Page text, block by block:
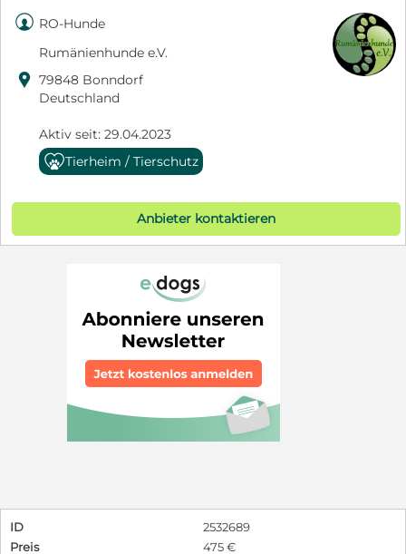
 RO-Hunde
Rumänienhunde e.V.
 79848 Bonndorf
Deutschland
Aktiv seit: 29.04.2023
Tierheim / Tierschutz
Anbieter kontaktieren
ID
2532689
Preis
475 €